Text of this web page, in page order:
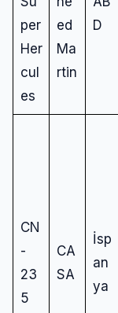
per
Her
cul
es
ed
Ma
rtin
D
CN
-
23
5
CA
SA
İsp
an
ya